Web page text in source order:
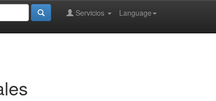
Language
Servicios